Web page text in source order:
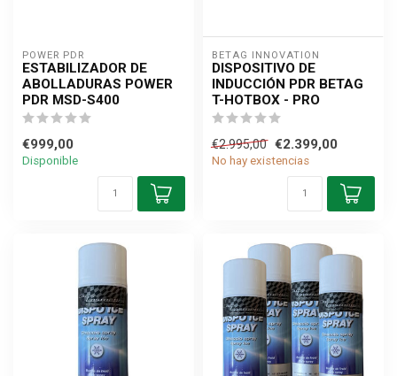
POWER PDR
ESTABILIZADOR DE
ABOLLADURAS POWER
PDR MSD-S400
€999,00
Disponible
BETAG INNOVATION
DISPOSITIVO DE
INDUCCIÓN PDR BETAG
T-HOTBOX - PRO
€2.995,00 €2.399,00
No hay existencias